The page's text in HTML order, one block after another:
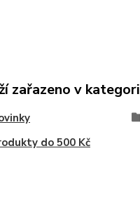
zařazeno v
do 500 Kč